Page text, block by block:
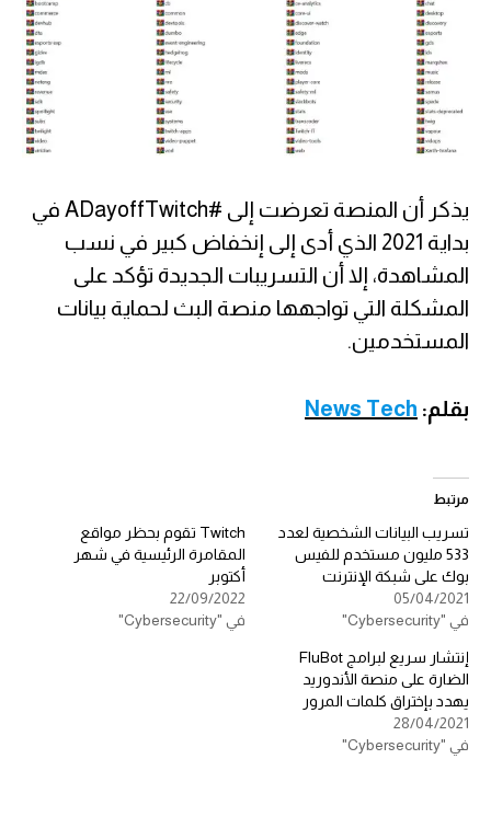
يذكر أن المنصة تعرضت إلى #ADayoffTwitch في
بداية 2021 الذي أدى إلى إنخفاض كبير في نسب
المشاهدة، إلا أن التسريبات الجديدة تؤكد على
المشكلة التي تواجهها منصة البث لحماية بيانات
المستخدمين.
بقلم: News Tech
مرتبط
تسريب البيانات الشخصية لعدد
533 مليون مستخدم للفيس
بوك على شبكة الإنترنت
05/04/2021
في "Cybersecurity"
Twitch تقوم بحظر مواقع
المقامرة الرئيسية في شهر
أكتوبر
22/09/2022
في "Cybersecurity"
إنتشار سريع لبرامج FluBot
الضارة على منصة الأندوريد
يهدد بإختراق كلمات المرور
28/04/2021
في "Cybersecurity"